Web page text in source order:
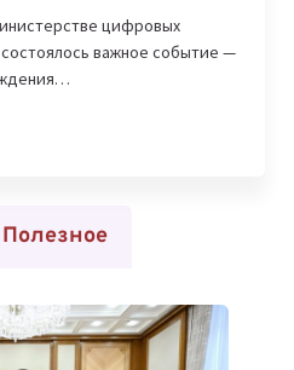
цифровых
важное событие —
Полезное